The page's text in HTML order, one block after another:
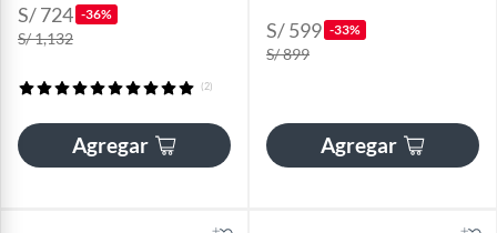
S/ 724 -36%
S/ 1,132
(2)
Agregar
S/ 599 -33%
S/ 899
Agregar